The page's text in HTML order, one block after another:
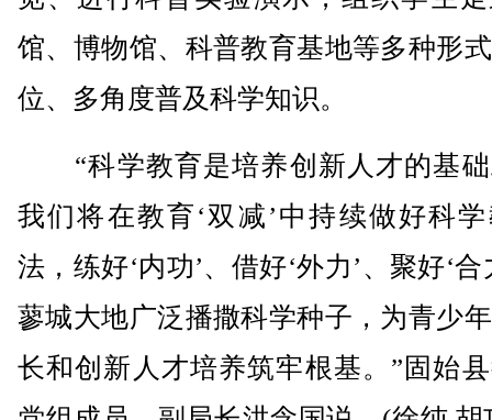
馆、博物馆、科普教育基地等多种形
位、多角度普及科学知识。
“科学教育是培养创新人才的基础
我们将在教育‘双减’中持续做好科
法，练好‘内功’、借好‘外力’、聚好‘合
蓼城大地广泛播撒科学种子，为青少
长和创新人才培养筑牢根基。”固始